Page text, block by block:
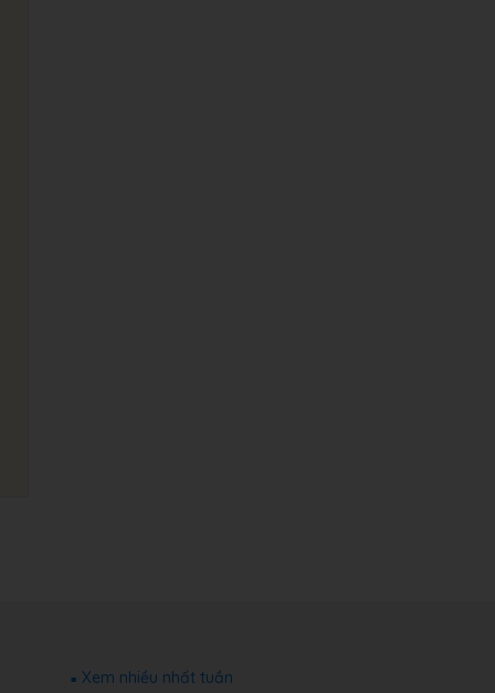
Xem nhiều nhất tuần